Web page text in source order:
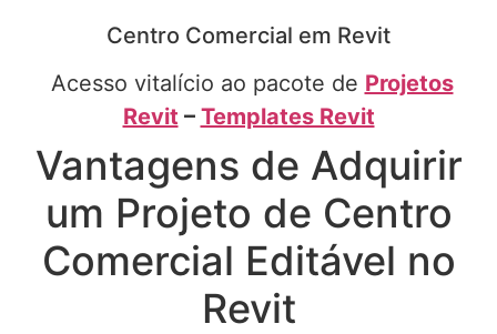
Centro Comercial em Revit
Acesso vitalício ao pacote de Projetos
Revit – Templates Revit
Vantagens de Adquirir
um Projeto de Centro
Comercial Editável no
Revit